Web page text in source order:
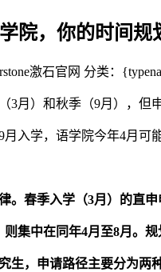
院，你的时间规
激石官网 分类：
3月）和秋季（9月），
月入学，语学院今年4月可
。春季入学（3月）的直
集中在同年4月至8月。
生，申请路径主要分为两